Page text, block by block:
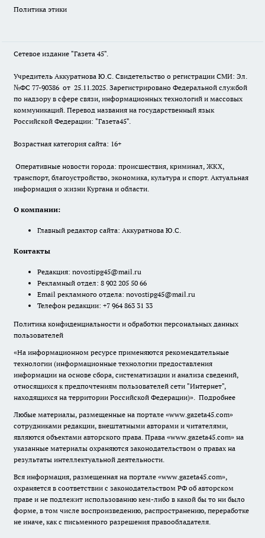
Политика этики
Сетевое издание "Газета 45".
Учредитель Аккуратнова Ю.С. Свидетельство о регистрации СМИ: Эл.
№ФС 77-90386 от 25.11.2025. Зарегистрировано Федеральной службой
по надзору в сфере связи, информационных технологий и массовых
коммуникаций. Перевод названия на государственный язык
Российской Федерации: "Газета45".
Возрастная категория сайта: 16+
Оперативные новости города: происшествия, криминал, ЖКХ,
транспорт, благоустройство, экономика, культура и спорт. Актуальная
информация о жизни Кургана и области.
О компании:
Главный редактор сайта: Аккуратнова Ю.С.
Контакты
Редакция: novostipg45@mail.ru
Рекламный отдел: 8 902 205 50 66
Email рекламного отдела: novostipg45@mail.ru
Телефон редакции: +7 964 863 31 33
Политика конфиденциальности и обработки персональных данных
пользователей
«На информационном ресурсе применяются рекомендательные
технологии (информационные технологии предоставления
информации на основе сбора, систематизации и анализа сведений,
относящихся к предпочтениям пользователей сети "Интернет",
находящихся на территории Российской Федерации)». Подробнее
Любые материалы, размещенные на портале «www.gazeta45.com»
сотрудниками редакции, внештатными авторами и читателями,
являются объектами авторского права. Права «www.gazeta45.com» на
указанные материалы охраняются законодательством о правах на
результаты интеллектуальной деятельности.
Вся информация, размещенная на портале «www.gazeta45.com»,
охраняется в соответствии с законодательством РФ об авторском
праве и не подлежит использованию кем-либо в какой бы то ни было
форме, в том числе воспроизведению, распространению, переработке
не иначе, как с письменного разрешения правообладателя.